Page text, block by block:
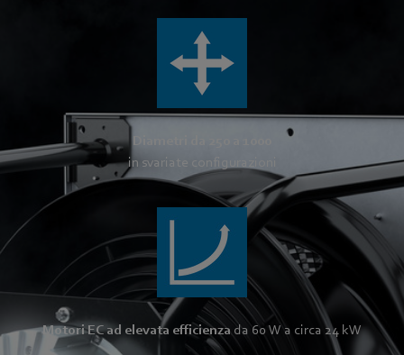
in svariate configurazioni
Motori EC ad elevata efficienza da 60 W a circa 24 kW